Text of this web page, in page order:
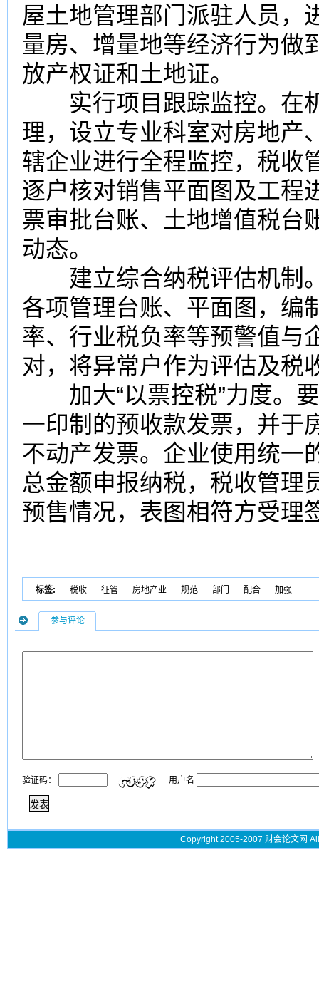
屋土地管理部门派驻人员，
量房、增量地等经济行为做
放产权证和土地证。
实行项目跟踪监控。在
理，设立专业科室对房地产
辖企业进行全程监控，税收
逐户核对销售平面图及工程
票审批台账、土地增值税台
动态。
建立综合纳税评估机制
各项管理台账、平面图，编
率、行业税负率等预警值与
对，将异常户作为评估及税
加大“以票控税”力度。要
一印制的预收款发票，并于
不动产发票。企业使用统一
总金额申报纳税，税收管理
预售情况，表图相符方受理
标签: 税收 征管 房地产业 规范 部门 配合 加强
参与评论
验证码： 用户名
Copyright 2005-2007 财会论文网